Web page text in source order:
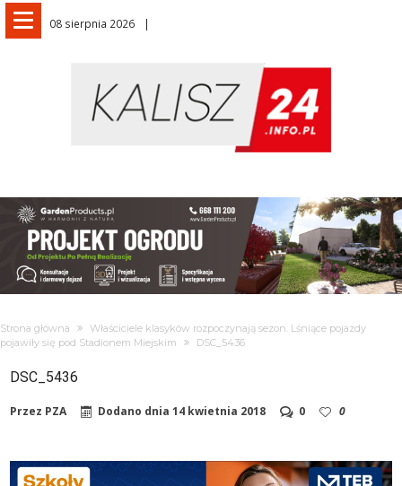
08 sierpnia 2026
Strona główna
Właściciele klasyków rozpoczynają sezon. Lśniące pojazdy
pojawiły się pod Stadionem Miejskim
DSC_5436
DSC_5436
Przez PZA Dodano dnia14 kwietnia 2018 0 0